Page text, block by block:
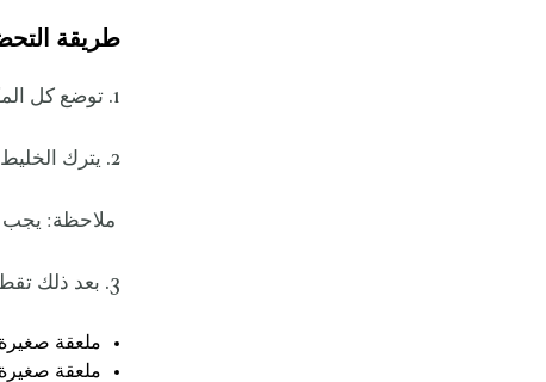
طريقة
1. توضع كل المكونات في قدر على نار هادئة.
2. يترك الخليط حتى ينضج ويصبح قوامه كثيفاً كالعسل، ثم يصفى.
ملاحظة: يجب
3. بعد ذلك تقطع التونة إلى مكعبات صغيرة، وتخلط مع المكونات التالية (لكل 90 غ من التونة):
ملعقة
ملعقة